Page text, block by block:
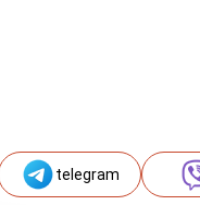
telegram